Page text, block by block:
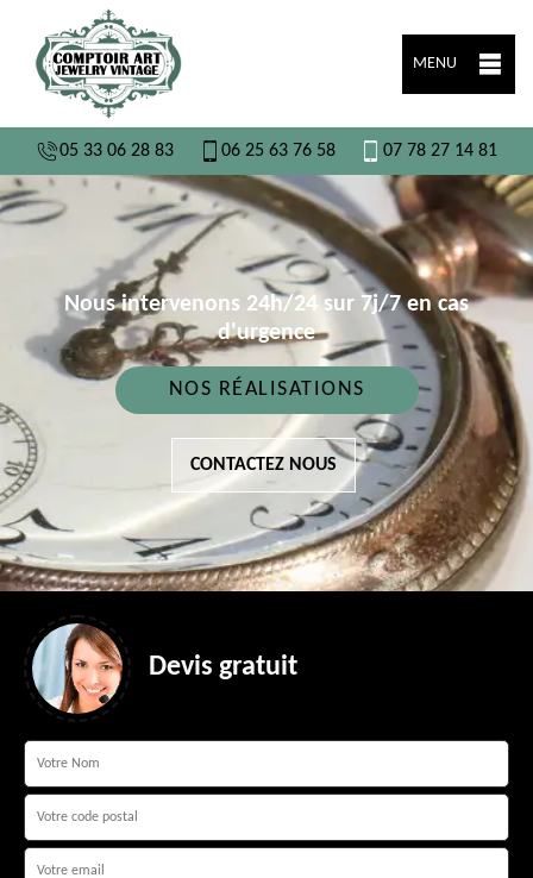
MENU
05 33 06 28 83 06 25 63 76 58 07 78 27 14 81
Nous intervenons 24h/24 sur 7j/7 en cas
d'urgence
NOS RÉALISATIONS
CONTACTEZ NOUS
Devis gratuit